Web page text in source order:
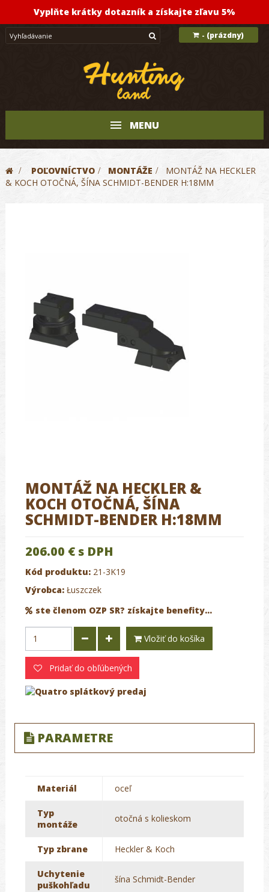
Vyplňte krátky dotazník a získajte zľavu 5%
- (prázdny)
MENU
> POĽOVNÍCTVO > MONTÁŽE >
MONTÁŽ NA HECKLER
& KOCH OTOČNÁ, ŠÍNA SCHMIDT-BENDER H:18MM
MONTÁŽ NA HECKLER &
KOCH OTOČNÁ, ŠÍNA
SCHMIDT-BENDER H:18MM
206.00 € s DPH
Kód produktu: 21-3K19
Výrobca: Łuszczek
ste členom OZP SR? získajte benefity...
Vložiť do košíka
Pridať do obľúbených
PARAMETRE
Materiál oceľ
Typ
montáže
otočná s kolieskom
Typ zbrane Heckler & Koch
Uchytenie
puškohľadu
šína Schmidt-Bender